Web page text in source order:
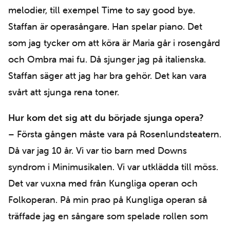
melodier, till exempel Time to say good bye.
Staffan är operasångare. Han spelar piano. Det
som jag tycker om att köra är Maria går i rosengård
och Ombra mai fu. Då sjunger jag på italienska.
Staffan säger att jag har bra gehör. Det kan vara
svårt att sjunga rena toner.
Hur kom det sig att du började sjunga opera?
– Första gången måste vara på Rosenlundsteatern.
Då var jag 10 år. Vi var tio barn med Downs
syndrom i Minimusikalen. Vi var utklädda till möss.
Det var vuxna med från Kungliga operan och
Folkoperan. På min prao på Kungliga operan så
träffade jag en sångare som spelade rollen som